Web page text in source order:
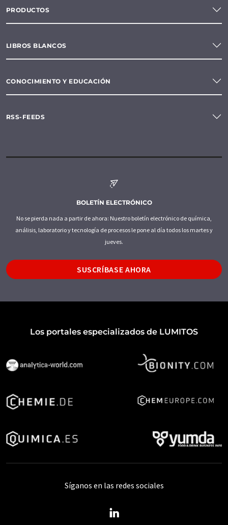
PRODUCTOS
LIBROS BLANCOS
CONOCIMIENTO Y EDUCACIÓN
RSS-FEEDS
BOLETÍN ELECTRÓNICO
No se pierda nada a partir de ahora: Nuestro boletín electrónico de química,
análisis, laboratorio y tecnología de procesos le pone al día todos los martes y
jueves.
SUSCRÍBASE AHORA
Los portales especializados de LUMITOS
Síganos en las redes sociales